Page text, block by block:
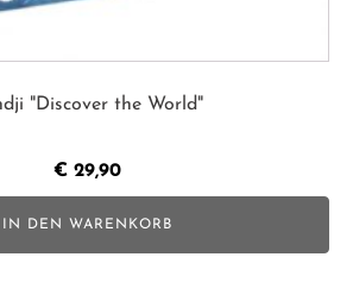
"Discover the World"
€29,90
IN DEN WARENKORB